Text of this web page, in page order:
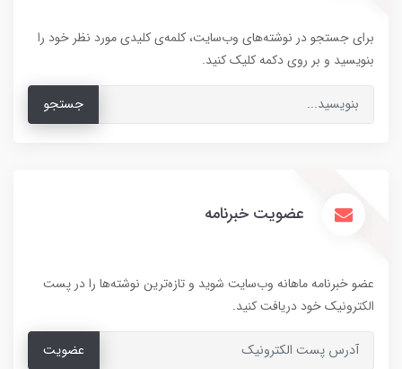
برای جستجو در نوشته‌های وب‌سایت، کلمه‌ی کلیدی مورد نظر خود را
بنویسید و بر روی دکمه کلیک کنید.
جستجو
عضویت خبرنامه
عضو خبرنامه ماهانه وب‌سایت شوید و تازه‌ترین نوشته‌ها را در پست
الکترونیک خود دریافت کنید.
عضویت